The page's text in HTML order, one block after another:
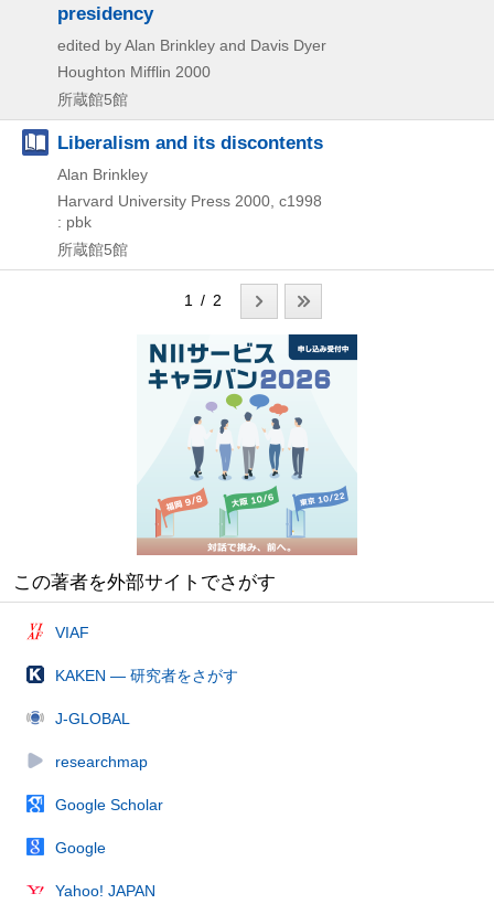
presidency
edited by Alan Brinkley and Davis Dyer
Houghton Mifflin 2000
所蔵館5館
Liberalism and its discontents
Alan Brinkley
Harvard University Press 2000, c1998
: pbk
所蔵館5館
1 / 2
この著者を外部サイトでさがす
VIAF
KAKEN — 研究者をさがす
J-GLOBAL
researchmap
Google Scholar
Google
Yahoo! JAPAN